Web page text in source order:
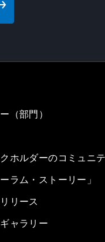
（部門）
ホルダーのコミュニ
ーラム・ストーリー」
リース
ャラリー